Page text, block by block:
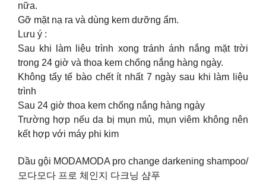
nữa.
Gỡ mặt nạ ra và dùng kem dưỡng ẩm.
Lưu ý :
Sau khi làm liệu trình xong tránh ánh nắng mặt trời
trong 24 giờ và thoa kem chống nắng hàng ngày.
Không tẩy tế bào chết ít nhất 7 ngày sau khi làm liệu
trình
Sau 24 giờ thoa kem chống nắng hàng ngày
Trường hợp nếu da bị mụn mủ, mụn viêm không nên
kết hợp với máy phi kim
Dầu gội MODAMODA pro change darkening shampoo/
모다모다 프로 체인지 다크닝 샴푸